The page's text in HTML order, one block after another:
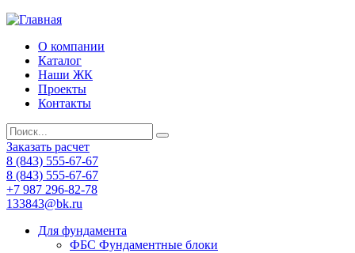
О компании
Каталог
Наши ЖК
Проекты
Контакты
Заказать расчет
8 (843) 555-67-67
8 (843) 555-67-67
+7 987 296-82-78
133843@bk.ru
Для фундамента
ФБС Фундаментные блоки